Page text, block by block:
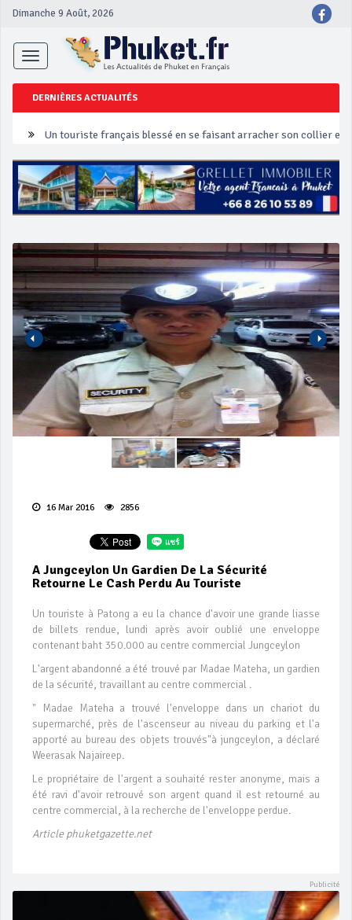
Dimanche 9 Août, 2026
Toggle
navigation
DERNIÈRES ACTUALITÉS
Un touriste français blessé en se faisant arracher son collier en
Phuket Peranakan Festival
‘Phuket Eye’ assurera la sécurité pendant Songkran
Campagne de sécurité routière ‘Seven Days of Danger’ de
16 Mar 2016 2856
A Jungceylon Un Gardien De La Sécurité
Retourne Le Cash Perdu Au Touriste
Un touriste à Patong a eu la chance d'avoir une grande liasse
de billets rendue, lundi après avoir oublié une enveloppe
contenant baht 350.000 au centre commercial Jungceylon
L'argent abandonné a été trouvé par Madae Mateha, un gardien
de la sécurité, travaillant au centre commercial .
" Madae Mateha a trouvé l'enveloppe dans un chariot du
supermarché, près de l'ascenseur au niveau du parking et l'a
apporté au bureau des objets trouvés"à jungceylon, a déclaré
Weerasak Najaireep.
Le propriétaire de l'argent a souhaité rester anonyme, mais a
été ravi d'avoir retrouvé son argent quand il est retourné au
centre commercial, à la recherche de l'enveloppe perdue.
Article phuketgazette.net